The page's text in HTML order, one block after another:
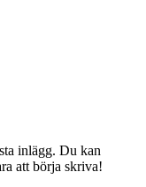
inlägg. Du kan
att börja skriva!